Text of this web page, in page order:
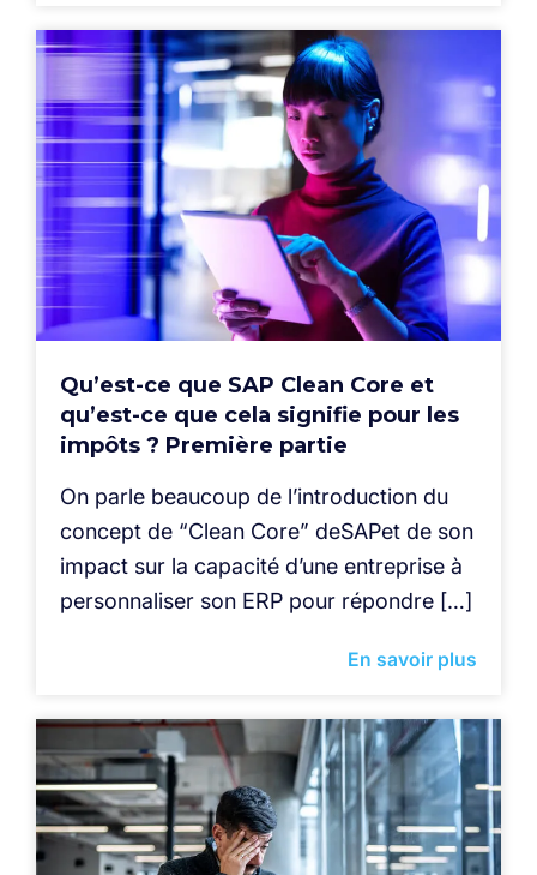
Qu’est-ce que SAP Clean Core et
qu’est-ce que cela signifie pour les
impôts ? Première partie
On parle beaucoup de l’introduction du
concept de “Clean Core” deSAPet de son
impact sur la capacité d’une entreprise à
personnaliser son ERP pour répondre […]
En savoir plus